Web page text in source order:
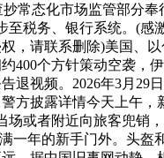
常态化市场监管部分
至税务、银行系统。(
，请联系删除)美国、
400个方针策动空袭，
退视频。2026年3月29
方披露详情今天上午
场或者附近向旅客兜销
一年的新手门外。头